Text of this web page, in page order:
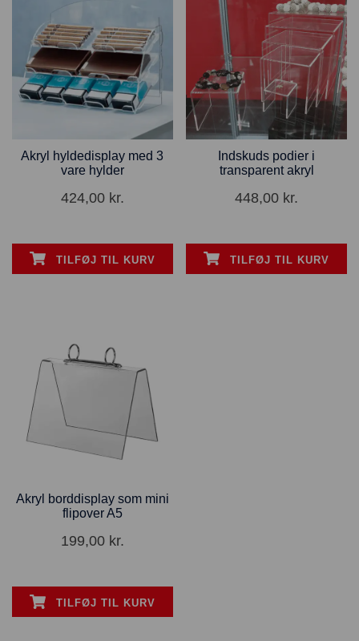
Akryl hyldedisplay med 3
vare hylder
424,00 kr.
TILFØJ TIL KURV
Indskuds podier i
transparent akryl
448,00 kr.
TILFØJ TIL KURV
Akryl borddisplay som mini
flipover A5
199,00 kr.
TILFØJ TIL KURV